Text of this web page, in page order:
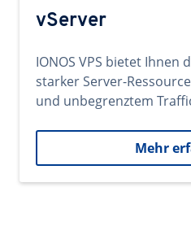
vServer
IONOS VPS bietet Ihnen
starker Server-
und unbegrenztem
Mehr